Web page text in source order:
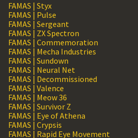
FAMAS | Styx
FAMAS | Pulse
FAMAS | Sergeant
FAMAS | ZX Spectron
FAMAS | Commemoration
FAMAS | Mecha Industries
FAMAS | Sundown
FAMAS | Neural Net
FAMAS | Decommissioned
FAMAS | Valence
FAMAS | Meow 36
FAMAS | Survivor Z
FAMAS | Eye of Athena
FAMAS | Crypsis
FAMAS | Rapid Eye Movement